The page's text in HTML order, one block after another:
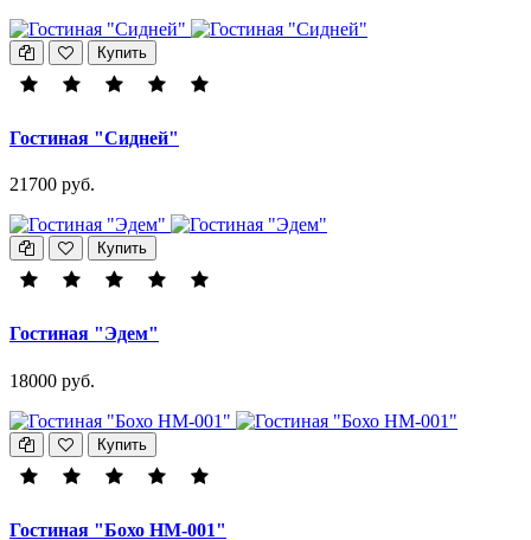
Купить
Гостиная "Сидней"
21700 руб.
Купить
Гостиная "Эдем"
18000 руб.
Купить
Гостиная "Бохо НМ-001"